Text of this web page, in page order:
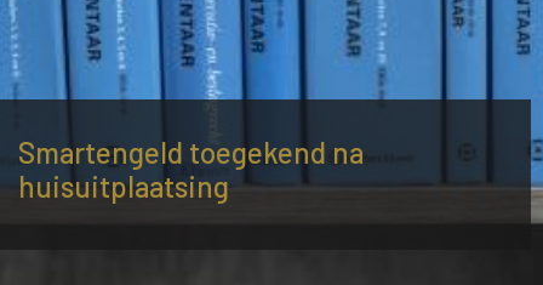
Smartengeld toegekend na
huisuitplaatsing